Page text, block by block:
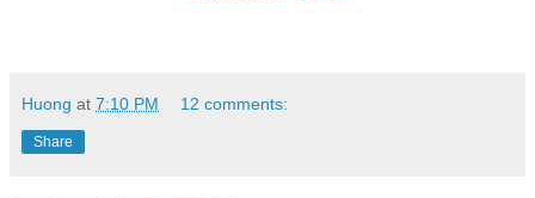
Huong at 7:10 PM 12 comments:
Share